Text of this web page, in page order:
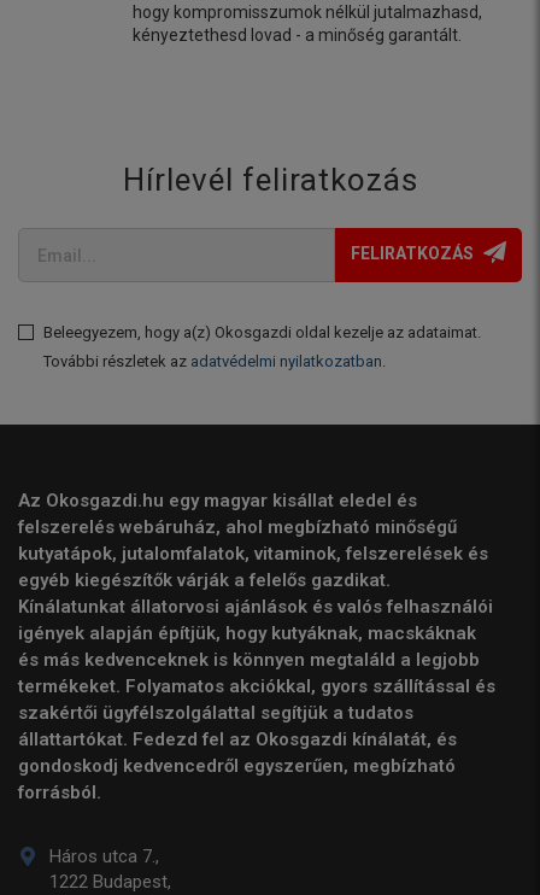
hogy kompromisszumok nélkül jutalmazhasd,
kényeztethesd lovad - a minőség garantált.
Hírlevél feliratkozás
FELIRATKOZÁS
Beleegyezem, hogy a(z) Okosgazdi oldal kezelje az adataimat.
További részletek az adatvédelmi nyilatkozatban.
Az Okosgazdi.hu egy magyar kisállat eledel és
felszerelés webáruház, ahol megbízható minőségű
kutyatápok, jutalomfalatok, vitaminok, felszerelések és
egyéb kiegészítők várják a felelős gazdikat.
Kínálatunkat állatorvosi ajánlások és valós felhasználói
igények alapján építjük, hogy kutyáknak, macskáknak
és más kedvenceknek is könnyen megtaláld a legjobb
termékeket. Folyamatos akciókkal, gyors szállítással és
szakértői ügyfélszolgálattal segítjük a tudatos
állattartókat. Fedezd fel az Okosgazdi kínálatát, és
gondoskodj kedvencedről egyszerűen, megbízható
forrásból.
Háros utca 7.,
1222 Budapest,